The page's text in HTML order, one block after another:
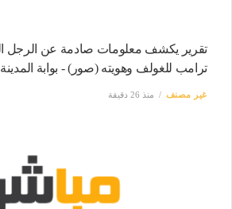
تقرير يكشف معلومات صادمة عن الرجل
ترامب للغولف وهويته (صور) - بوابة
غير مصنف منذ 26 دقيقة